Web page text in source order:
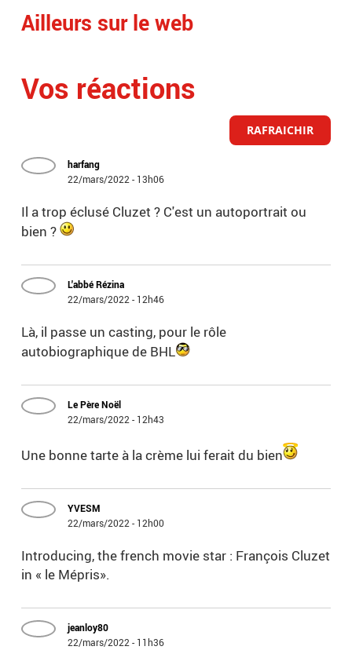
Ailleurs sur le web
Vos réactions
RAFRAICHIR
harfang
22/mars/2022 - 13h06
Il a trop éclusé Cluzet ? C'est un autoportrait ou
bien ?
L'abbé Rézina
22/mars/2022 - 12h46
Là, il passe un casting, pour le rôle
autobiographique de BHL
Le Père Noël
22/mars/2022 - 12h43
Une bonne tarte à la crème lui ferait du bien
YVESM
22/mars/2022 - 12h00
Introducing, the french movie star : François Cluzet
in « le Mépris».
jeanloy80
22/mars/2022 - 11h36